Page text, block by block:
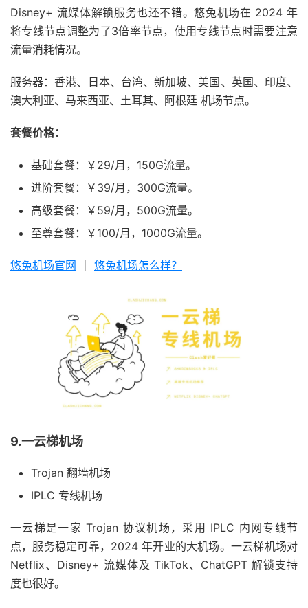
Disney+ 流媒体解锁服务也还不错。悠兔机场在 2024 年
将专线节点调整为了3倍率节点，使用专线节点时需要注意
流量消耗情况。
服务器：香港、日本、台湾、新加坡、美国、英国、印度、
澳大利亚、马来西亚、土耳其、阿根廷 机场节点。
套餐价格：
基础套餐：￥29/月，150G流量。
进阶套餐：￥39/月，300G流量。
高级套餐：￥59/月，500G流量。
至尊套餐：￥100/月，1000G流量。
悠兔机场官网 悠兔机场怎么样？
9.一云梯机场
Trojan 翻墙机场
IPLC 专线机场
一云梯是一家 Trojan 协议机场，采用 IPLC 内网专线节
点，服务稳定可靠，2024 年开业的大机场。一云梯机场对
Netflix、Disney+ 流媒体及 TikTok、ChatGPT 解锁支持
度也很好。